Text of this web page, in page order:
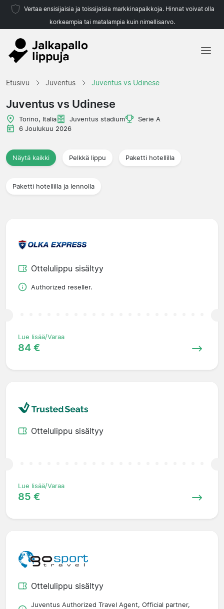
Vertaa ensisijaisia ja toissijaisia markkinapaikkoja. Hinnat voivat olla
korkeampia tai matalampia kuin nimellisarvo.
Etusivu Juventus Juventus vs Udinese
Juventus vs Udinese
Torino, Italia Juventus stadium
Serie A
6 Joulukuu 2026
Näytä kaikki Pelkkä lippu Paketti hotellilla
Paketti hotellilla ja lennolla
Ottelulippu sisältyy
Authorized reseller.
Lue lisää/Varaa
84 €
Ottelulippu sisältyy
Lue lisää/Varaa
85 €
Ottelulippu sisältyy
Juventus Authorized Travel Agent, Official partner,